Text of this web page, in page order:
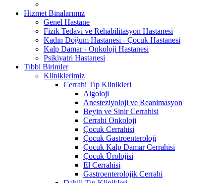
Hizmet Binalarımız
Genel Hastane
Fizik Tedavi ve Rehabilitasyon Hastanesi
Kadın Doğum Hastanesi - Çocuk Hastanesi
Kalp Damar - Onkoloji Hastanesi
Psikiyatri Hastanesi
Tıbbi Birimler
Kliniklerimiz
Cerrahi Tıp Klinikleri
Algoloji
Anesteziyoloji ve Reanimasyon
Beyin ve Sinir Cerrahisi
Cerrahi Onkoloji
Çocuk Cerrahisi
Çocuk Gastroenteroloji
Çocuk Kalp Damar Cerrahisi
Çocuk Ürolojisi
El Cerrahisi
Gastroenterolojik Cerrahi